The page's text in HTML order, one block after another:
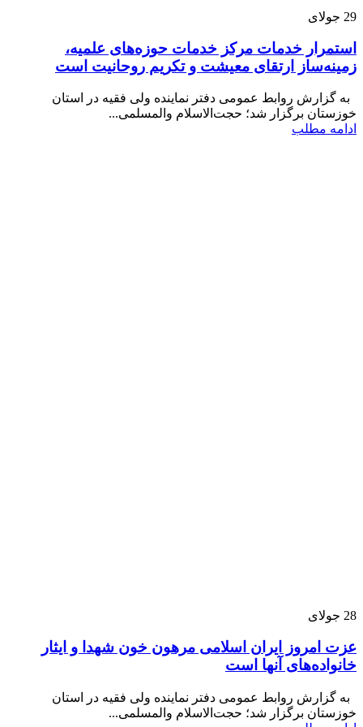
29 جولای
استمرار خدمات مرکز خدمات حوزه‌های علمیه،
زمینه‌ساز ارتقای معیشت و تکریم روحانیت است
به گزارش روابط عمومی دفتر نماینده ولی فقیه در استان
خوزستان برگزار شد؛ حجت‌الاسلام والمسلمی...
ادامه مطلب
28 جولای
عزت امروز ایران اسلامی مرهون خون شهدا و ایثار
خانواده‌های آنها است
به گزارش روابط عمومی دفتر نماینده ولی فقیه در استان
خوزستان برگزار شد؛ حجت‌الاسلام والمسلمی...